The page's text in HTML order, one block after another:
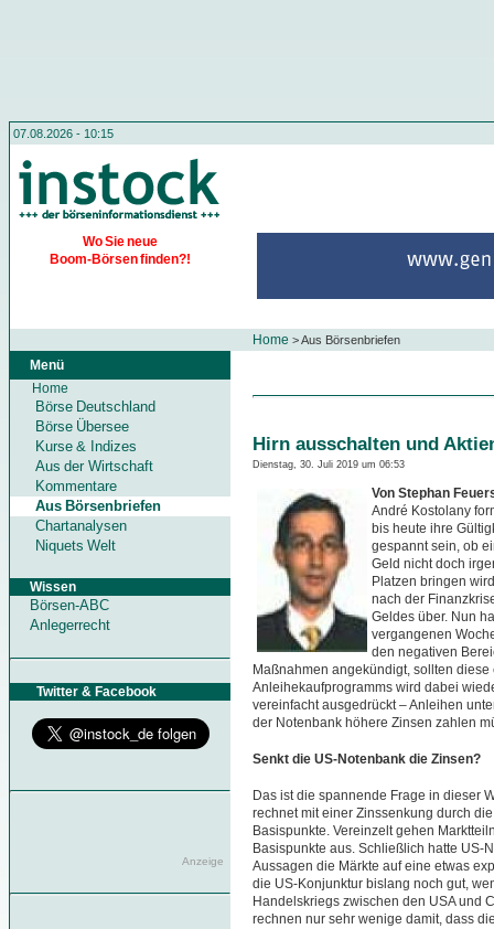
07.08.2026 - 10:15
Wo Sie neue
Boom-Börsen finden?!
Home >Aus Börsenbriefen
Menü
Home
Börse Deutschland
Börse Übersee
Kurse & Indizes
Aus der Wirtschaft
Kommentare
Aus Börsenbriefen
Chartanalysen
Niquets Welt
Wissen
Börsen-ABC
Anlegerrecht
Twitter & Facebook
Anzeige
Hirn ausschalten und
Dienstag, 30. Juli 2019 um 06:53
Von Stephan
André Kostolany
bis heute ihre
gespannt sein, ob
Geld nicht doch
Platzen bringen
nach der
Geldes über. Nun
vergangenen
den negativen
Maßnahmen angekündigt, sollten
Anleihekaufprogramms wird dabei
vereinfacht ausgedrückt – Anleihen
der Notenbank höhere Zinsen zahlen
Senkt die US-Notenbank die Zinsen?
Das ist die spannende Frage in dieser
rechnet mit einer Zinssenkung durch
Basispunkte. Vereinzelt gehen
Basispunkte aus. Schließlich hatte US-
Aussagen die Märkte auf eine etwas
die US-Konjunktur bislang noch gut,
Handelskriegs zwischen den USA und
rechnen nur sehr wenige damit, dass